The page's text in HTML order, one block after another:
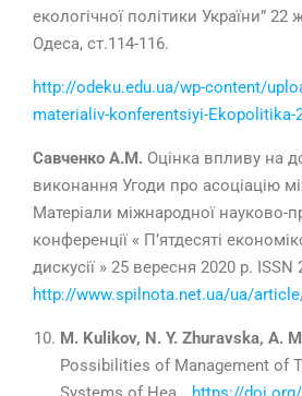
екологічної політики України”
Одеса, ст.114-116.
http://odeku.edu.ua/wp-content/
materialiv-konferentsiyi-Ekopolitika-
Савченко А.М. Оцінка впливу на
виконання Угоди про асоціацію
Матеріали мiжнародної науково-
конференцiї « П’ятдесяті
дискусії » 25 вересня 2020 р. ISSN
http://www.spilnota.net.ua/ua/
M. Kulikov, N. Y. Zhuravska, A.
Possibilities of Management of